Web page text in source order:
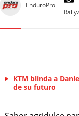
EnduroPro
KTM blinda a
de su futuro